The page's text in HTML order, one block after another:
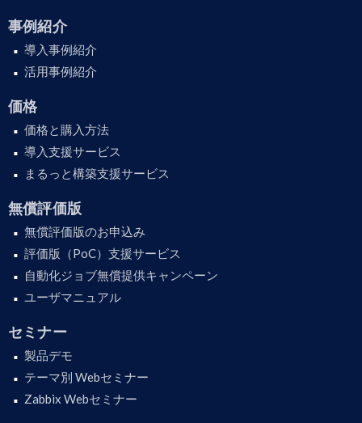
事例紹介
導入事例紹介
活用事例紹介
価格
価格と購入方法
導入支援サービス
まるっと構築支援サービス
無償評価版
無償評価版のお申込み
評価版（PoC）支援サービス
自動化ジョブ無償提供キャンペーン
ユーザマニュアル
セミナー
製品デモ
テーマ別 Webセミナー
Zabbix Webセミナー